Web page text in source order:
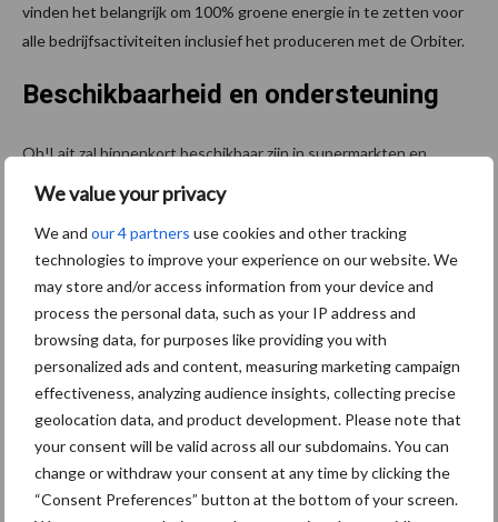
We value your privacy
We and our 4 partners use cookies and other tracking
technologies to improve your experience on our website. We
may store and/or access information from your device and
process the personal data, such as your IP address and
browsing data, for purposes like providing you with
personalized ads and content, measuring marketing campaign
effectiveness, analyzing audience insights, collecting precise
geolocation data, and product development. Please note that
your consent will be valid across all our subdomains. You can
change or withdraw your consent at any time by clicking the
“Consent Preferences” button at the bottom of your screen.
vinden het belangrijk om 100% groene energie in te zetten voor
alle bedrijfsactiviteiten inclusief het produceren met de Orbiter.
Beschikbaarheid en ondersteuning
Oh!Lait zal binnenkort beschikbaar zijn in supermarkten en
koffiezaken in Vlaanderen en het Brussels Gewest. De lancering
wordt ondersteund door een kleurrijke en vrolijke
marketingcampagne, met opvallende verpakkingen, een nieuwe
website en sterke aanwezigheid op sociale media.
Bron:Lely
Aanbevolen voor jou!
Grondstoffenmarkt blijft
grillig: droogte en
geopolitiek houden handel
in de greep